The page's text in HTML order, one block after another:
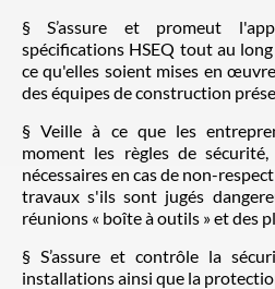
§ S’assure et promeut
spécifications HSEQ tout au
ce qu'elles soient mises en
des équipes de construction
§ Veille à ce que les
moment les règles de
nécessaires en cas de non-
travaux s'ils sont jugés
réunions « boîte à outils » et des
§ S’assure et contrôle la
installations ainsi que la